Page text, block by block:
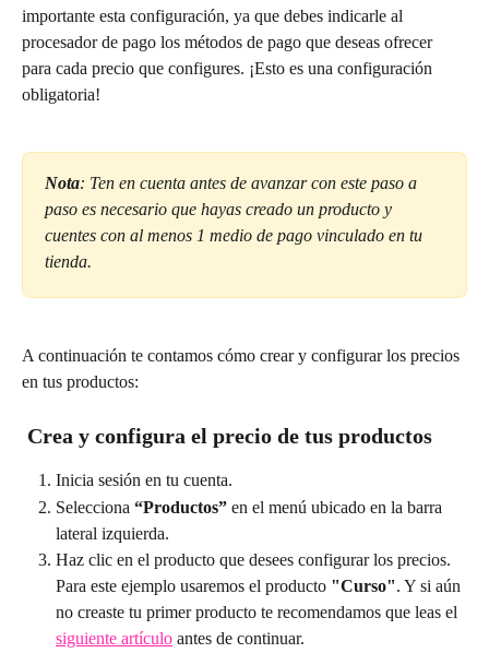
importante esta configuración, ya que debes indicarle al
procesador de pago los métodos de pago que deseas ofrecer
para cada precio que configures. ¡Esto es una configuración
obligatoria!
Nota: Ten en cuenta antes de avanzar con este paso a
paso es necesario que hayas creado un producto y
cuentes con al menos 1 medio de pago vinculado en tu
tienda.
A continuación te contamos cómo crear y configurar los precios
en tus productos:
Crea y configura el precio de tus productos
Inicia sesión en tu cuenta.
Selecciona “Productos” en el menú ubicado en la barra
lateral izquierda.
Haz clic en el producto que desees configurar los precios.
Para este ejemplo usaremos el producto "Curso". Y si aún
no creaste tu primer producto te recomendamos que leas el
siguiente artículo antes de continuar.